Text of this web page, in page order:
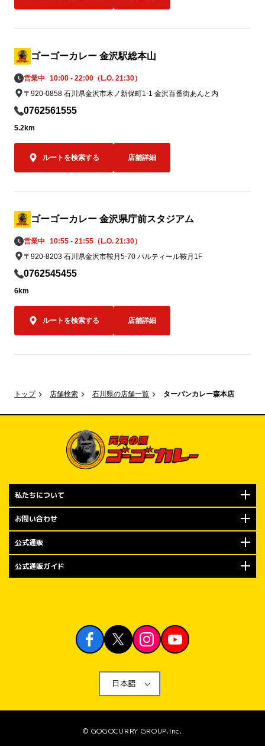
トップ 店舗検索 石川県の店舗一覧 ターバンカレー森本店
ゴーゴーカレー 金沢駅総本山
営業中
10:00 - 22:00（L.O. 21:30）
〒920-0858 石川県金沢市木ノ新保町1-1 金沢百番街あんと内
0762561555
5.2km
ルートを検索する 店舗詳細
ゴーゴーカレー 金沢県庁前スタジアム
営業中
10:55 - 21:55（L.O. 21:30）
〒920-8203 石川県金沢市鞍月5-70 パルティール鞍月1F
0762545455
6km
ルートを検索する 店舗詳細
私たちについて
お問い合わせ
公式通販
公式通販ガイド
日本語
© GOGOCURRY GROUP,Inc.